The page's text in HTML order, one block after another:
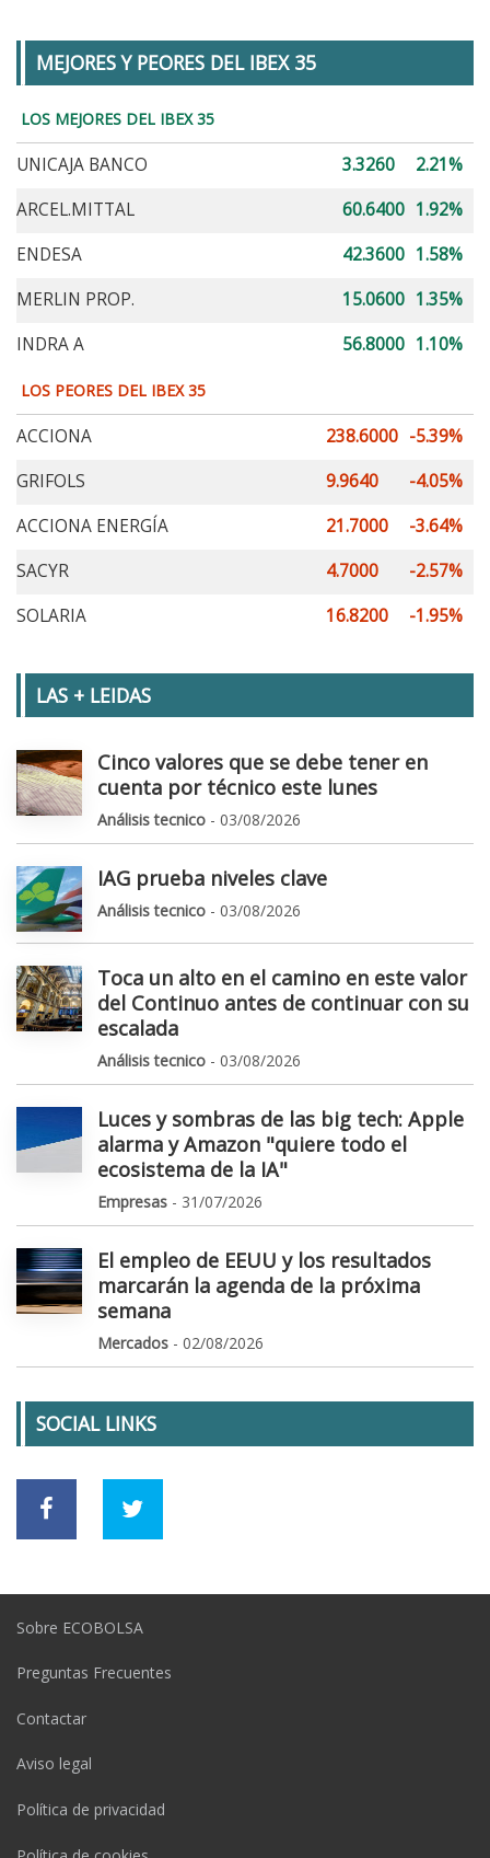
MEJORES Y PEORES DEL IBEX 35
LOS MEJORES DEL IBEX 35
UNICAJA BANCO 3.3260
2.21%
ARCEL.MITTAL
60.6400 1.92%
ENDESA
42.3600 1.58%
MERLIN PROP.
15.0600 1.35%
INDRA A
56.8000 1.10%
LOS PEORES DEL IBEX 35
ACCIONA 238.6000 -5.39%
GRIFOLS
9.9640
-4.05%
ACCIONA ENERGÍA
21.7000
-3.64%
SACYR
4.7000
-2.57%
SOLARIA
16.8200 -1.95%
LAS + LEIDAS
Cinco valores que se debe tener en
cuenta por técnico este lunes
Análisis tecnico - 03/08/2026
IAG prueba niveles clave
Análisis tecnico - 03/08/2026
Toca un alto en el camino en este valor
del Continuo antes de continuar con su
escalada
Análisis tecnico - 03/08/2026
Luces y sombras de las big tech: Apple
alarma y Amazon "quiere todo el
ecosistema de la IA"
Empresas - 31/07/2026
El empleo de EEUU y los resultados
marcarán la agenda de la próxima
semana
Mercados - 02/08/2026
SOCIAL LINKS
Sobre ECOBOLSA
Preguntas Frecuentes
Contactar
Aviso legal
Política de privacidad